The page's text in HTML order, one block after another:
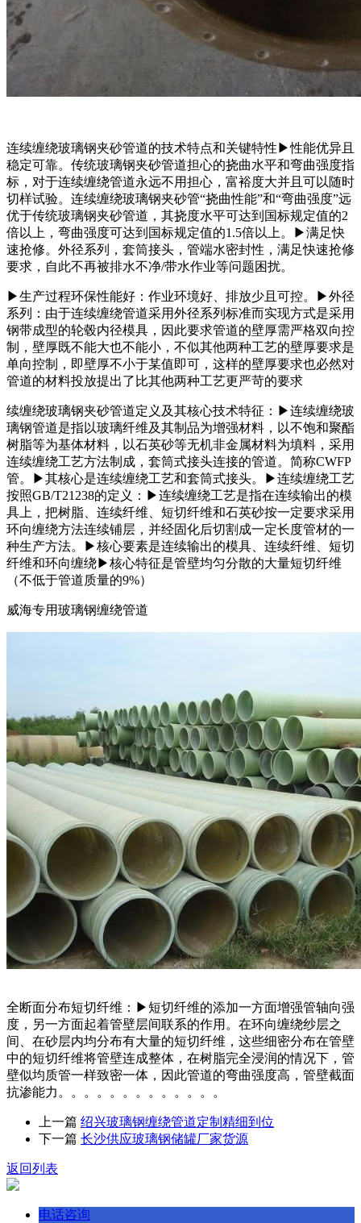
连续缠绕玻璃钢夹砂管道的技术特点和关键特性▶性能优异且
稳定可靠。传统玻璃钢夹砂管道担心的挠曲水平和弯曲强度指
标，对于连续缠绕管道永远不用担心，富裕度大并且可以随时
切样试验。连续缠绕玻璃钢夹砂管“挠曲性能”和“弯曲强度”远
优于传统玻璃钢夹砂管道，其挠度水平可达到国标规定值的2
倍以上，弯曲强度可达到国标规定值的1.5倍以上。▶满足快
速抢修。外径系列，套筒接头，管端水密封性，满足快速抢修
要求，自此不再被排水不净/带水作业等问题困扰。
▶生产过程环保性能好：作业环境好、排放少且可控。▶外径
系列：由于连续缠绕管道采用外径系列标准而实现方式是采用
钢带成型的轮毂内径模具，因此要求管道的壁厚需严格双向控
制，壁厚既不能大也不能小，不似其他两种工艺的壁厚要求是
单向控制，即壁厚不小于某值即可，这样的壁厚要求也必然对
管道的材料投放提出了比其他两种工艺更严苛的要求
续缠绕玻璃钢夹砂管道定义及其核心技术特征：▶连续缠绕玻
璃钢管道是指以玻璃纤维及其制品为增强材料，以不饱和聚酯
树脂等为基体材料，以石英砂等无机非金属材料为填料，采用
连续缠绕工艺方法制成，套筒式接头连接的管道。简称CWFP
管。▶其核心是连续缠绕工艺和套筒式接头。▶连续缠绕工艺
按照GB/T21238的定义：▶连续缠绕工艺是指在连续输出的模
具上，把树脂、连续纤维、短切纤维和石英砂按一定要求采用
环向缠绕方法连续铺层，并经固化后切割成一定长度管材的一
种生产方法。▶核心要素是连续输出的模具、连续纤维、短切
纤维和环向缠绕▶核心特征是管壁均匀分散的大量短切纤维
（不低于管道质量的9%）
威海专用玻璃钢缠绕管道
全断面分布短切纤维：▶短切纤维的添加一方面增强管轴向强
度，另一方面起着管壁层间联系的作用。在环向缠绕纱层之
间、在砂层内均分布有大量的短切纤维，这些细密分布在管壁
中的短切纤维将管壁连成整体，在树脂完全浸润的情况下，管
壁似均质管一样致密一体，因此管道的弯曲强度高，管壁截面
抗渗能力。。。。。。。。。。。。。
上一篇 绍兴玻璃钢缠绕管道定制精细到位
下一篇 长沙供应玻璃钢储罐厂家货源
返回列表
电话咨询